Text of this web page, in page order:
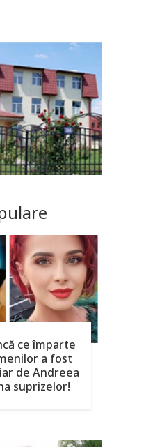
ce împarte
a fost
de Andreea
suprizelor!